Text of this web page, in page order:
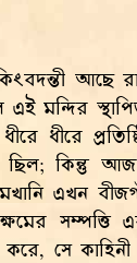
কিংবদন্তী
মন্দির
ধীরে
ছিল; কিন্তু
এখন
সম্পত্তি
সে